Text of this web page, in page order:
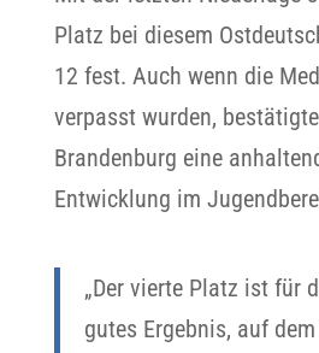
Platz bei diesem
12 fest. Auch wenn die
verpasst wurden,
Brandenburg eine
Entwicklung im
„Der vierte Platz ist für
gutes Ergebnis, auf